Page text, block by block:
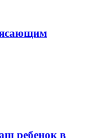
ребенок в